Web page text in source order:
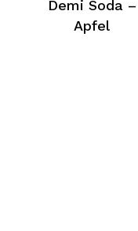
Demi Soda –
Apfel